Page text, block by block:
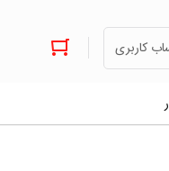
کاربری